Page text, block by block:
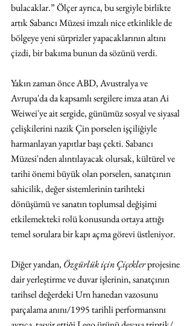
bulacaklar.” Ölçer ayrıca, bu sergiyle birlikte
artık Sabancı Müzesi imzalı nice etkinlikle de
bölgeye yeni sürprizler yapacaklarının altını
çizdi, bir bakıma bunun da sözünü verdi.
Yakın zaman önce ABD, Avustralya ve
Avrupa'da da kapsamlı sergilere imza atan Ai
Weiwei'ye ait sergide, günümüz sosyal ve siyasal
çelişkilerini nazik Çin porselen işçiliğiyle
harmanlayan yapıtlar başı çekti. Sabancı
Müzesi'nden alıntılayacak olursak, kültürel ve
tarihi önemi büyük olan porselen, sanatçının
sahicilik, değer sistemlerinin tarihteki
dönüşümü ve sanatın toplumsal değişimi
etkilemekteki rolü konusunda ortaya attığı
temel sorulara bir kapı açma görevi üstleniyor.
Diğer yandan, Özgürlük için Çiçekler projesine
dair yerleştirme ve duvar işlerinin, sanatçının
tarihsel değerdeki Urn hanedan vazosunu
parçalama anını/1995 tarihli performansını